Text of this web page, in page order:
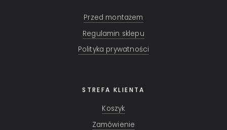
Przed montażem
Regulamin sklepu
Polityka prywatności
STREFA KLIENTA
Koszyk
Zamówienie